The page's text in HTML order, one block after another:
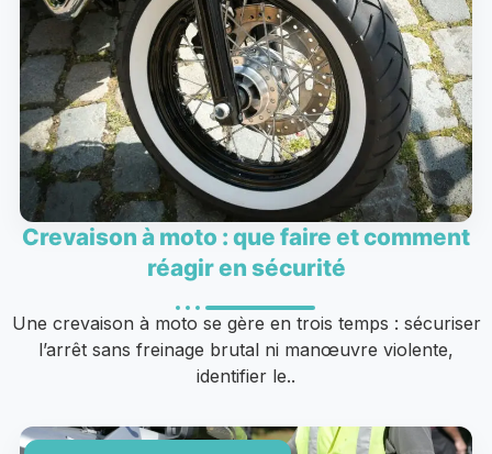
Crevaison à moto : que faire et comment
réagir en sécurité
Une crevaison à moto se gère en trois temps : sécuriser
l’arrêt sans freinage brutal ni manœuvre violente,
identifier le..